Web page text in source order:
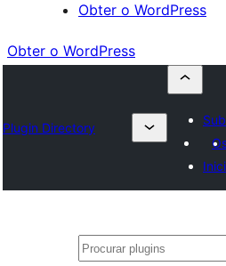
Obter o WordPress
Obter o WordPress
Plugin Directory
Pesquisar